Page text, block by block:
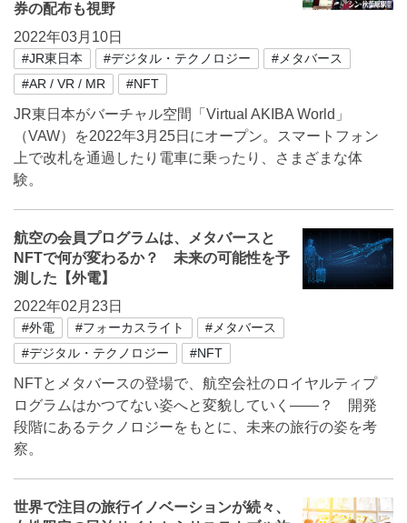
券の配布も視野
2022年03月10日
#JR東日本 #デジタル・テクノロジー
#メタバース
#AR / VR / MR
#NFT
JR東日本がバーチャル空間「Virtual AKIBA World」
（VAW）を2022年3月25日にオープン。スマートフォン
上で改札を通過したり電車に乗ったり、さまざまな体
験。
航空の会員プログラムは、メタバースと
NFTで何が変わるか？ 未来の可能性を予
測した【外電】
2022年02月23日
#外電 #フォーカスライト
#メタバース
#デジタル・テクノロジー
#NFT
NFTとメタバースの登場で、航空会社のロイヤルティプ
ログラムはかつてない姿へと変貌していく――？ 開発
段階にあるテクノロジーをもとに、未来の旅行の姿を考
察。
世界で注目の旅行イノベーションが続々、